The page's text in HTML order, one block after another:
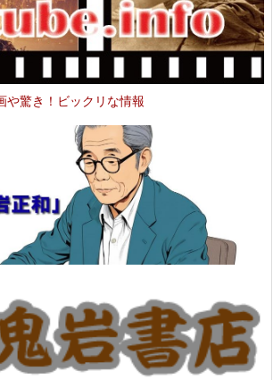
や驚き！ビックリな情報